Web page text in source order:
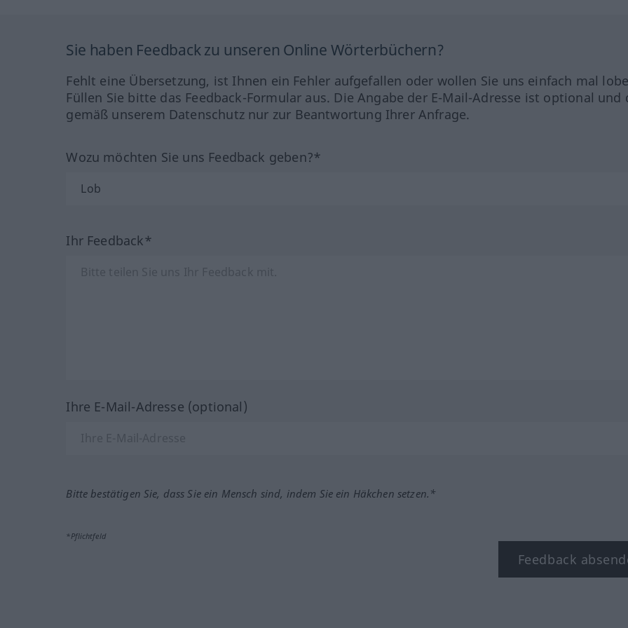
Sie haben Feedback zu unseren Online Wörterbüchern?
Fehlt eine Übersetzung, ist Ihnen ein Fehler aufgefallen oder wollen Sie uns einfach mal
Füllen Sie bitte das Feedback-Formular aus. Die Angabe der E-Mail-Adresse ist optional und
gemäß unserem Datenschutz nur zur Beantwortung Ihrer Anfrage.
Wozu möchten Sie uns Feedback geben?*
Ihr Feedback*
Ihre E-Mail-Adresse (optional)
Bitte bestätigen Sie, dass Sie ein Mensch sind, indem Sie ein Häkchen setzen.*
*Pflichtfeld
Feedback